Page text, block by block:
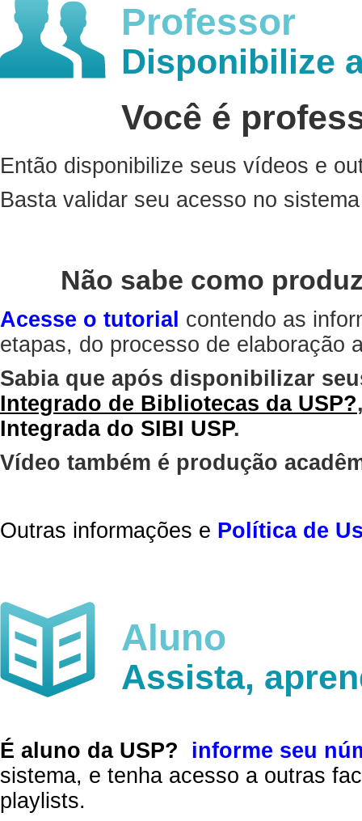
Professor
Disponibilize
Você é
Então disponibilize seus vídeos e
Basta validar seu acesso no
Não sabe como
Acesse o tutorial contendo as
etapas, do processo de elaboração
Sabia que após disponibilizar
Integrado de Bibliotecas da USP?
Integrada do SIBI USP.
Vídeo também é produção
Outras informações e Política de
Aluno
Assista,
É aluno da USP?
informe seu
sistema, e tenha acesso a outras
playlists.